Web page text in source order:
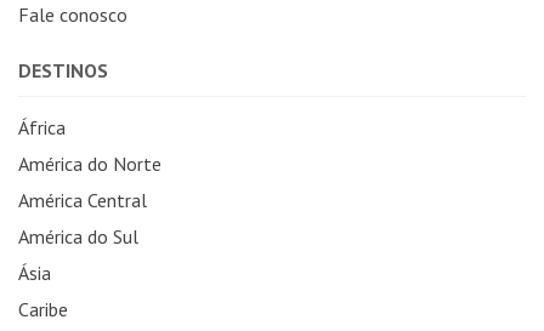
Fale conosco
DESTINOS
África
América do Norte
América Central
América do Sul
Ásia
Caribe